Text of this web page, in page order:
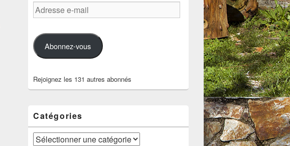
Adresse
e-
Abonnez-vous
Rejoignez les 131 autres abonnés
Catégories
Catégories